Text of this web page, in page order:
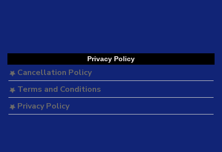
Privacy Policy
Cancellation Policy
Terms and Conditions
Privacy Policy